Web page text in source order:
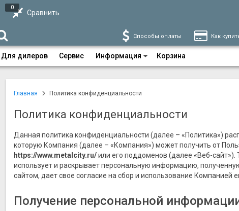
Сравнить
0
Способы оплаты Как
Для дилеров Сервис Информация Корзина
Главная Политика конфиденциальности
Политика конфиденциальности
Данная политика конфиденциальности (далее – «Политика»)
которую Компания (далее – «Компания») может получить от
https://www.metalcity.ru/или его поддоменов (далее «Веб-сайт»).
использует и раскрывает персональную информацию,
сайтом, дает свое согласие на сбор и использование Компанией
Получение персональной